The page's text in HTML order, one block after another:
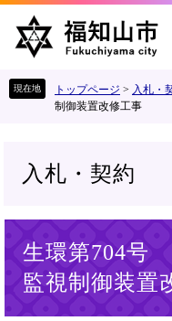
へ
トップページ > 入札・
制御装置改修工事
入札・契約
生環第704号
監視制御装置